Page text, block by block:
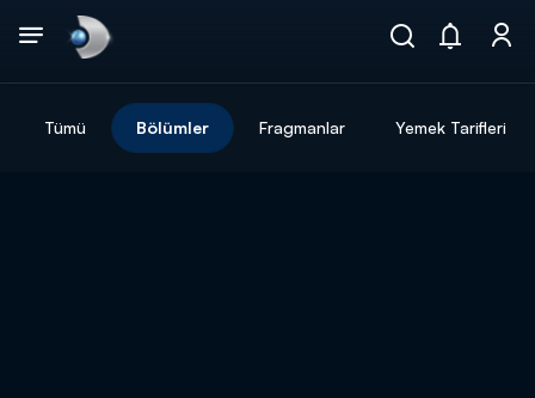
Tümü Bölümler Fragmanlar Yemek Tarifleri